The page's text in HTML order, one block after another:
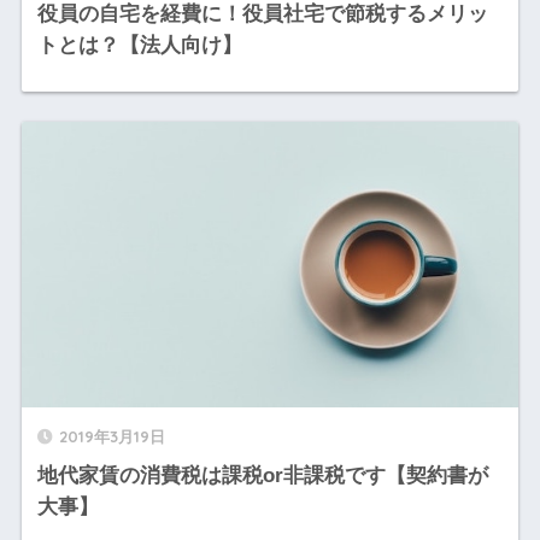
役員の自宅を経費に！役員社宅で節税するメリッ
トとは？【法人向け】
2019年3月19日
地代家賃の消費税は課税or非課税です【契約書が
大事】